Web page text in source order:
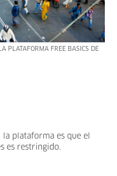
PLATAFORMA FREE BASICS DE
plataforma es que el
es restringido.